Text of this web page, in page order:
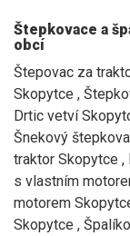
Štepkovace a
obcí
Štepovac za
Skopytce ,
Drtic vetví
Šnekový
traktor Skopytce ,
s vlastním
motorem
Skopytce ,